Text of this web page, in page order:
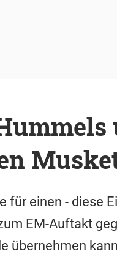
für einen - diese
EM-Auftakt
übernehmen